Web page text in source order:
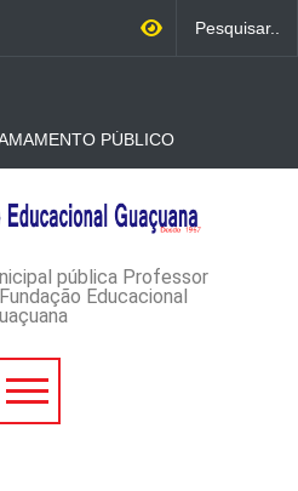
PÚBLICO
DE
pública Professor
Educacional